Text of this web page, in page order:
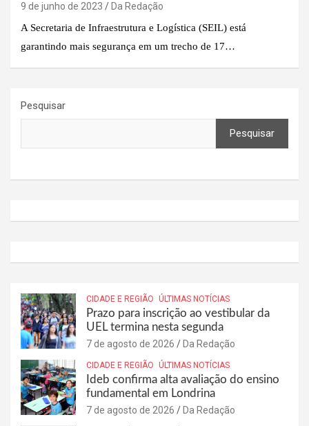
9 de junho de 2023
Da Redação
A Secretaria de Infraestrutura e Logística (SEIL) está
garantindo mais segurança em um trecho de 17…
Pesquisar
Pesquisar
CIDADE E REGIÃO ÚLTIMAS NOTÍCIAS
Prazo para inscrição ao vestibular da
UEL termina nesta segunda
7 de agosto de 2026 Da Redação
CIDADE E REGIÃO ÚLTIMAS NOTÍCIAS
Ideb confirma alta avaliação do ensino
fundamental em Londrina
7 de agosto de 2026 Da Redação